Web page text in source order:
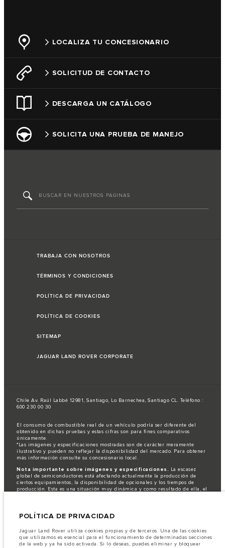
LOCALIZA TU CONCESIONARIO
SOLICITUD DE CONTACTO
DESCARGA UN CATÁLOGO
SOLICITA UNA PRUEBA DE MANEJO
TRABAJA CON NOSOTROS
TÉRMINOS Y CONDICIONES
POLÍTICA DE PRIVACIDAD
POLÍTICA DE COOKIES
SITEMAP
JAGUAR LAND ROVER CORPORATE
Chile Av. Raúl Labbé 12981, Santiago, Lo Barnechea, Santiago CL. Teléfono :
600 230 00 30
El consumo de combustible real de un vehículo podría ser diferente del
obtenido en dichas pruebas y estas cifras son para fines comparativos
únicamente.
*Las imágenes y especificaciones mostradas son de carácter meramente
ilustrativo y pueden no reflejar la disponibilidad del mercado. Para obtener
más información consulte su concesionario local.
Nota importante sobre imágenes y especificaciones. La escasez
global de semiconductores está afectando actualmente la producción de
ciertos equipamientos, la disponibilidad de opcionales y los tiempos de
producción. Esta es una situación muy dinámica y como resultado de ella, el
distribuidor de su preferencia, quien podrá dar a conocer las restricciones
únicamente en las especificaciones e imágenes mostradas en este sitio web.
Jaguar Land Rover Limited busca constantemente nuevas formas de mejorar
POLÍTICA DE PRIVACIDAD
Jaguar Land Rover utiliza cookies propias y de terceros. Una de las cookies
que utilizamos es esencial para el funcionamiento de determinadas secciones
de la web y ya ha sido activada. Si lo deseas, puedes eliminar y bloquear